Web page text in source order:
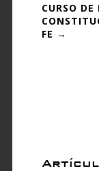
CURSO
FE →